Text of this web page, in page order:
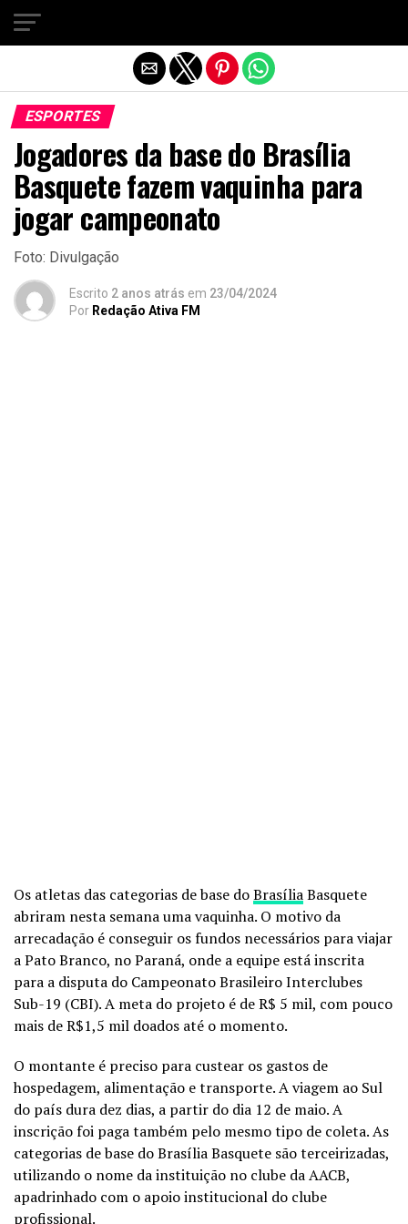
ESPORTES
Jogadores da base do Brasília
Basquete fazem vaquinha para
jogar campeonato
Foto: Divulgação
Escrito 2 anos atrás em 23/04/2024
Por Redação Ativa FM
Os atletas das categorias de base doBrasíliaBasquete
abriram nesta semana uma vaquinha. O motivo da
arrecadação é conseguir os fundos necessários para viajar
a Pato Branco, no Paraná, onde a equipe está inscrita
para a disputa do Campeonato Brasileiro Interclubes
Sub-19 (CBI). A meta do projeto é de R$ 5 mil, com pouco
mais de R$1,5 mil doados até o momento.
O montante é preciso para custear os gastos de
hospedagem, alimentação e transporte. A viagem ao Sul
do país dura dez dias, a partir do dia 12 de maio. A
inscrição foi paga também pelo mesmo tipo de coleta. As
categorias de base do Brasília Basquete são terceirizadas,
utilizando o nome da instituição no clube da AACB,
apadrinhado com o apoio institucional do clube
profissional.